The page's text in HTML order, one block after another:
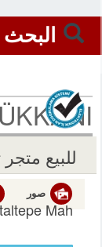
البحث
للبيع
صور
Mah.